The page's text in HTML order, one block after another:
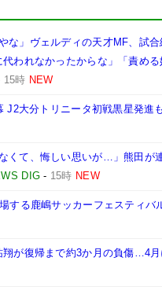
な」ヴェルディの天才MF、試
代われなかったからな」「責め
15時 NEW
J2大分トリニータ初戦黒星発進
なくて、悔しい思いが…」熊田
DIG - 15時 NEW
する鹿嶋サッカーフェスティバ
翔が復帰まで約3か月の負傷…4